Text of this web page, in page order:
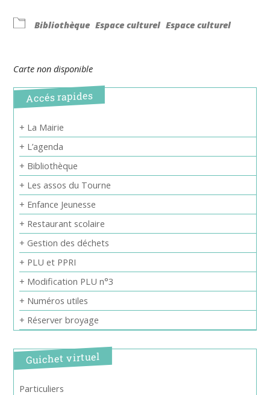
Bibliothèque Espace culturel Espace culturel
Carte non disponible
Accés rapides
+ La Mairie
+ L’agenda
+ Bibliothèque
+ Les assos du Tourne
+ Enfance Jeunesse
+ Restaurant scolaire
+ Gestion des déchets
+ PLU et PPRI
+ Modification PLU n°3
+ Numéros utiles
+ Réserver broyage
Guichet virtuel
Particuliers